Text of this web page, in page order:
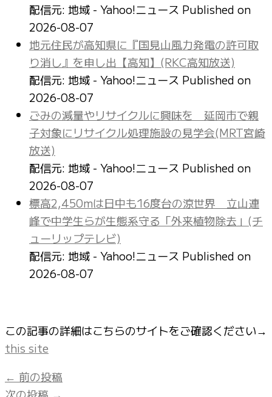
配信元: 地域 - Yahoo!ニュース Published on
2026-08-07
地元住民が高知県に『国見山風力発電の許可取
り消し』を申し出【高知】(RKC高知放送)
配信元: 地域 - Yahoo!ニュース Published on
2026-08-07
ごみの減量やリサイクルに興味を 延岡市で親
子対象にリサイクル処理施設の見学会(MRT宮崎
放送)
配信元: 地域 - Yahoo!ニュース Published on
2026-08-07
標高2,450mは日中も16度台の涼世界 立山連
峰で中学生らが生態系守る「外来植物除去」(チ
ューリップテレビ)
配信元: 地域 - Yahoo!ニュース Published on
2026-08-07
この記事の詳細はこちらのサイトをご確認ください→
this site
← 前の投稿
次の投稿 →